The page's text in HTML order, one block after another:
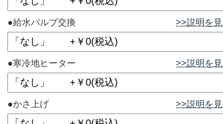
●給水バルブ交換 >>説明を
●寒冷地ヒーター >>説明を
●かさ上げ >>説明を